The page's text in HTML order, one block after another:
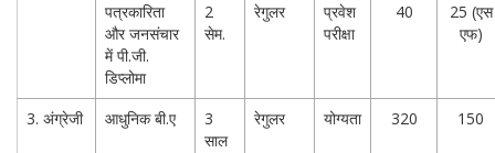
पत्रकारिता
और जनसंचार
में पी.जी.
डिप्लोमा
2
सेम.
रेगुलर
प्रवेश
परीक्षा
40
25 (एस
एफ)
3. अंग्रेजी आधुनिक बी.ए
3
साल
रेगुलर योग्यता 320 150